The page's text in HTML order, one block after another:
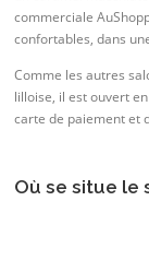
commerciale
confortables, dans
Comme les autres
lilloise, il est ouvert
carte de paiement et
Où se situe le